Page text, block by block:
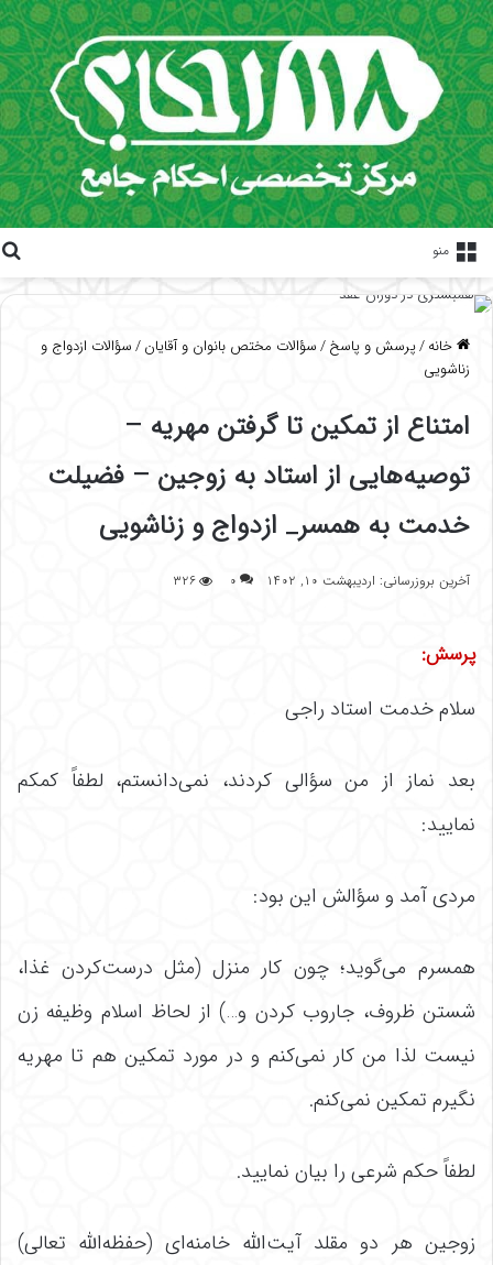
منو
خانه/پرسش و پاسخ/سؤالات مختص بانوان و آقایان/سؤالات ازدواج و
زناشویی
امتناع از تمکین تا گرفتن مهریه –
توصیه‌هایی از استاد به زوجین – فضیلت
خدمت به همسر_ ازدواج و زناشویی
آخرین بروزرسانی: اردیبهشت ۱۰, ۱۴۰۲ ۰ ۳۲۶
پرسش:
سلام خدمت استاد راجی
بعد نماز از من سؤالی کردند، نمی‌دانستم، لطفاً کمکم
نمایید:
مردی آمد و سؤالش این بود:
همسرم می‌گوید؛ چون کار منزل (مثل درست‌کردن غذا،
شستن ظروف، جاروب کردن و…) از لحاظ اسلام وظیفه زن
نیست لذا من کار نمى‌کنم و در مورد تمکین هم تا مهریه
نگیرم تمکین نمی‌کنم.
لطفاً حکم شرعی را بیان نمایید.
زوجین هر دو مقلد آیت‌الله خامنه‌ای (حفظه‌الله تعالی)